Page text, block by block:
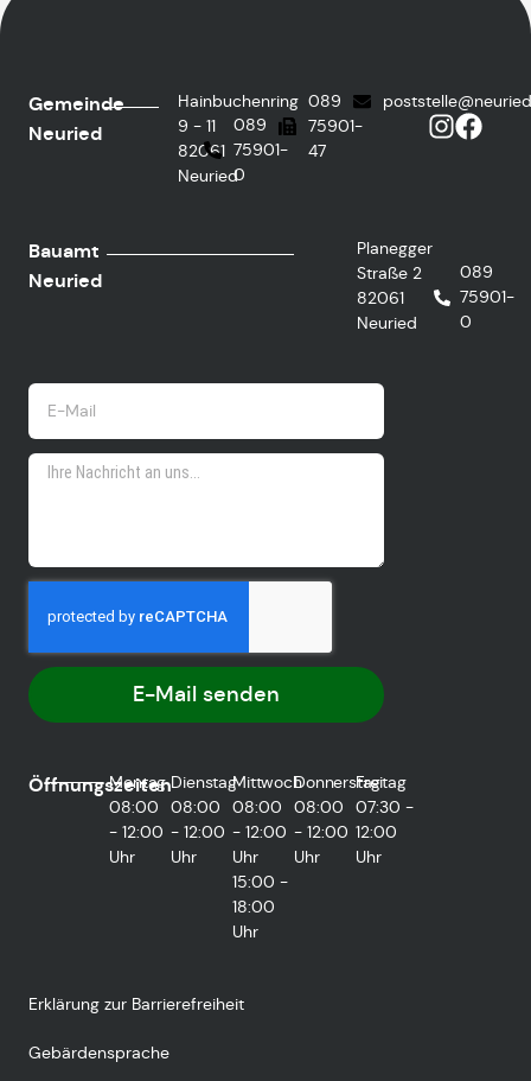
Gemeinde
Neuried
Hainbuchenring
9 - 11
82061
Neuried
089
75901-
0
089
75901-
47
Bauamt
Neuried
Planegger
Straße 2
82061
Neuried
089
75901-
0
E-Mail senden
Öffnungszeiten
Montag
08:00
- 12:00
Uhr
Dienstag
08:00
- 12:00
Uhr
Mittwoch
08:00
- 12:00
Uhr
15:00 -
18:00
Uhr
Donnerstag
08:00
- 12:00
Uhr
Freitag
07:30 -
12:00
Uhr
Erklärung zur Barrierefreiheit
Gebärdensprache